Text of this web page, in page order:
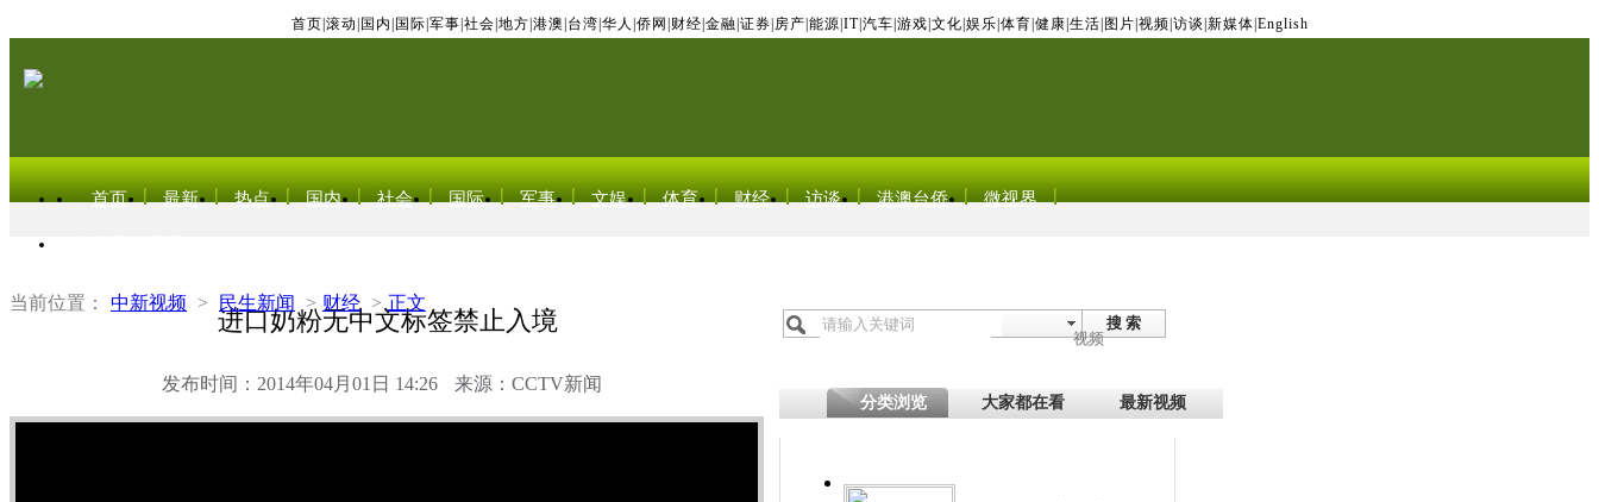
首页 滚动 国内 国际 军事 社会 地方 港澳 台湾 华人 侨网 财经 金融 证券 房产 能源 IT| 汽车 游戏 文化 娱乐 体育 健康 生活 图片 视频 访谈 新媒体 English
首页 最新 热点 国内 社会 国际 军事 文娱 体育 财经 访谈 港澳台侨 微视界
当前位置： 中新视频 > 民生新闻 > 财经 > 正文
进口奶粉无中文标签禁止入境
发布时间：2014年04月01日 14:26 来源：CCTV新闻
搜 索
视频
分类浏览 大家都在看 最新视频